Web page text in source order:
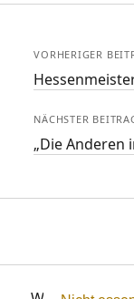
VORHERIGER
NÄCHSTER
„Die Anderen